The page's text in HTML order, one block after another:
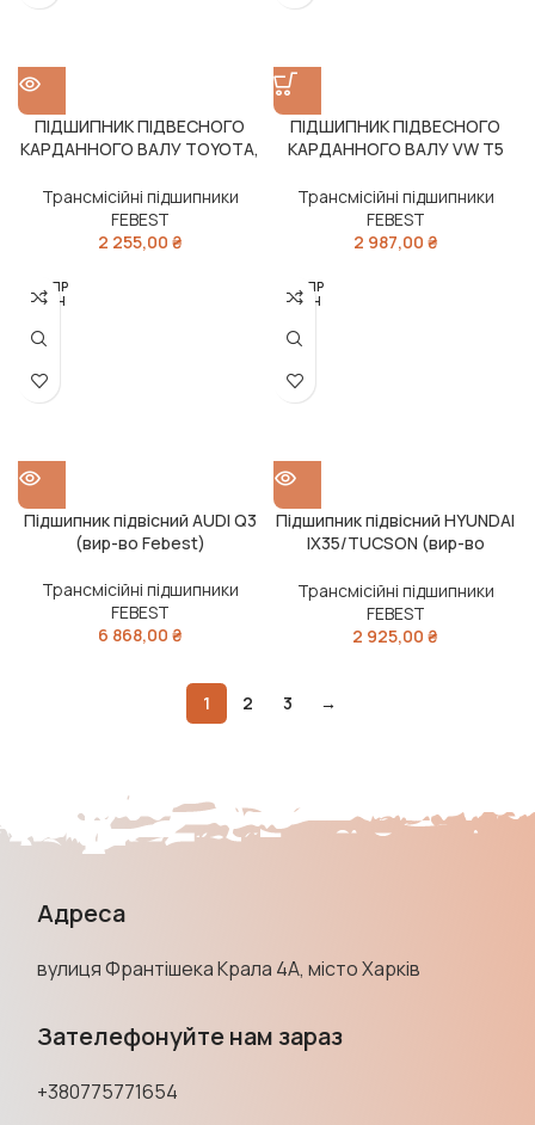
ПІДШИПНИК ПІДВЕСНОГО
КАРДАННОГО ВАЛУ TOYOTA,
Трансмісійні підшипники
FEBEST
2 255,00 ₴
ПІДШИПНИК ПІДВЕСНОГО
КАРДАННОГО ВАЛУ VW T5
Трансмісійні підшипники
FEBEST
2 987,00 ₴
РОЗПР
ОДАН
Підшипник підвісний AUDI Q3
(вир-во Febest)
Трансмісійні підшипники
FEBEST
6 868,00 ₴
РОЗПР
ОДАН
Підшипник підвісний HYUNDAI
IX35/TUCSON (вир-во
Трансмісійні підшипники
FEBEST
2 925,00 ₴
1 2 3 →
Адреса
вулиця Франтішека Крала 4А, місто Харків
Зателефонуйте нам зараз
+380775771654